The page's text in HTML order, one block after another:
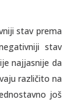
stav prema
stav
najjasnije da
različito na
još